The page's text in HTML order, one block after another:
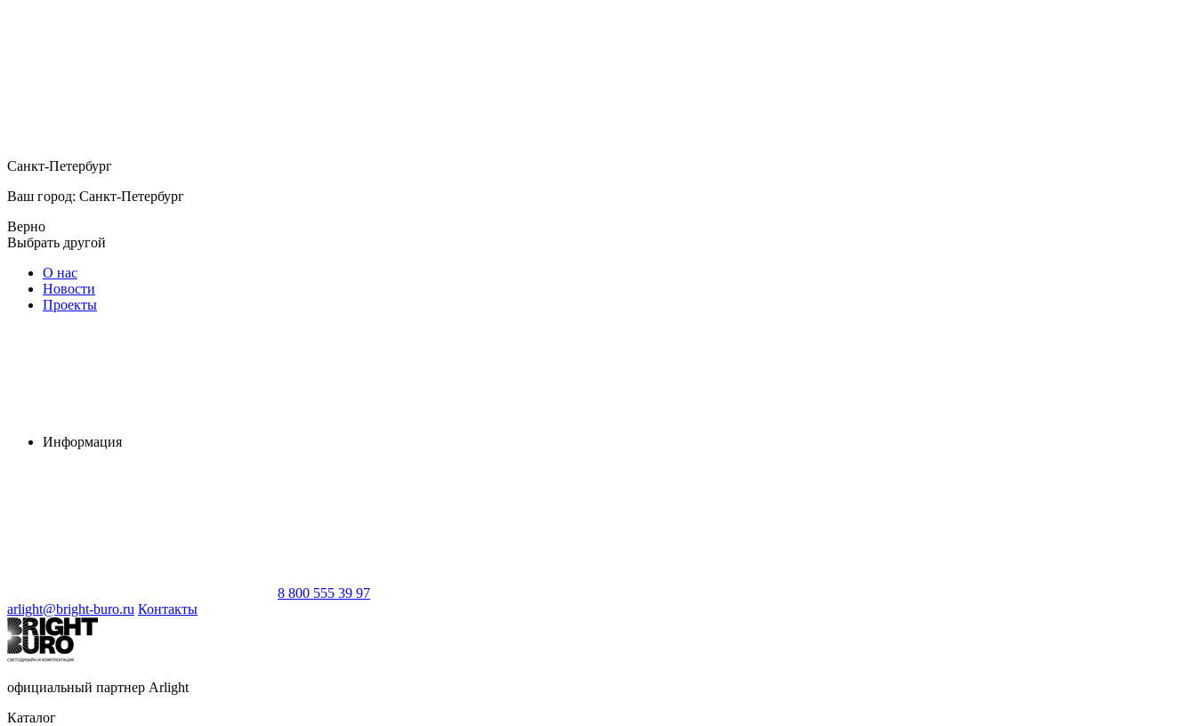
Санкт-Петербург
Ваш город: Санкт-Петербург
Верно
Выбрать другой
О нас
Новости
Проекты
Информация
8 800 555 39 97
arlight@bright-buro.ru Контакты
официальный партнер Arlight
Каталог